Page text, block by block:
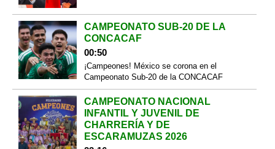
CAMPEONATO SUB-20 DE LA
CONCACAF
00:50
¡Campeones! México se corona en el
Campeonato Sub-20 de la CONCACAF
CAMPEONATO NACIONAL
INFANTIL Y JUVENIL DE
CHARRERÍA Y DE
ESCARAMUZAS 2026